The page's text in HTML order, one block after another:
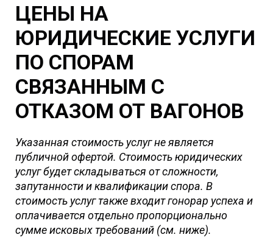
и т.д.
ЦЕНЫ НА
ЮРИДИЧЕСКИЕ УСЛУГИ
ПО СПОРАМ
СВЯЗАННЫМ С
ОТКАЗОМ ОТ ВАГОНОВ
Указанная стоимость услуг не является
публичной офертой. Стоимость юридических
услуг будет складываться от сложности,
запутанности и квалификации спора. В
стоимость услуг также входит гонорар успеха и
оплачивается отдельно пропорционально
сумме исковых требований (см. ниже).